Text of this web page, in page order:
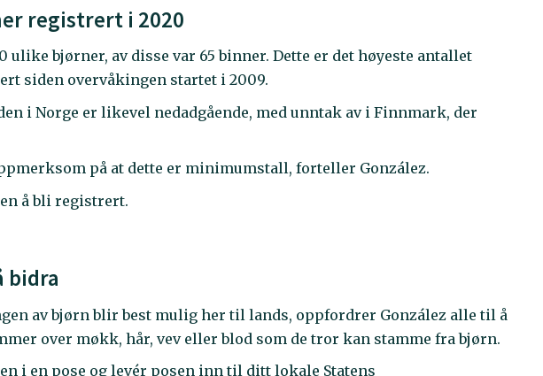
registrert i 2020
ulike bjørner, av disse var 65 binner. Dette er det høyeste antallet
siden overvåkingen startet i 2009.
i Norge er likevel nedadgående, med unntak av i Finnmark, der
på at dette er minimumstall, forteller González.
å bli registrert.
bidra
av bjørn blir best mulig her til lands, oppfordrer González alle til å
over møkk, hår, vev eller blod som de tror kan stamme fra bjørn.
i en pose og levér posen inn til ditt lokale Statens